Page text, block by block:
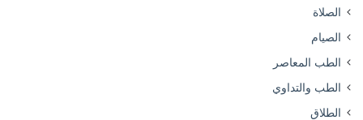
الصلاة
الصيام
الطب المعاصر
الطب والتداوي
الطلاق